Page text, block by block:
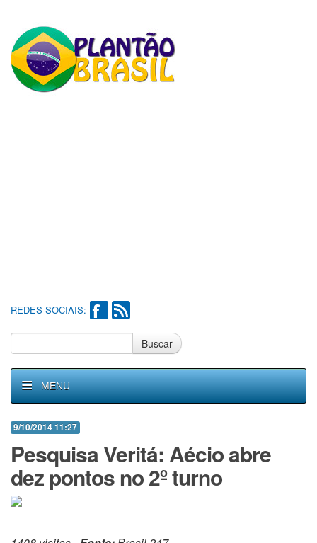
REDES SOCIAIS:
Buscar
MENU
9/10/2014 11:27
Pesquisa Veritá: Aécio abre
dez pontos no 2º turno